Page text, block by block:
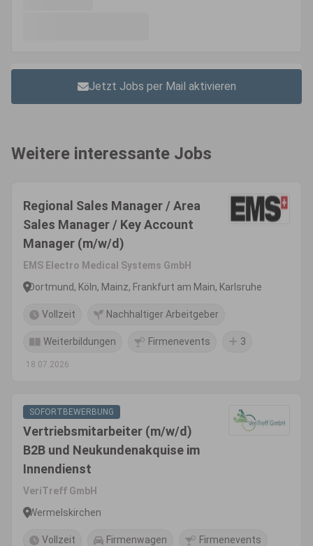
Jetzt Jobs per Mail aktivieren
Weitere interessante Jobs
Regional Sales Manager / Area
Sales Manager / Key Account
Manager (m/w/d)
EMS Electro Medical Systems GmbH
Dortmund, Köln, Mainz, Frankfurt am Main, Karlsruhe
Vollzeit Nachhaltiger Arbeitgeber
Weiterbildungen Firmenevents 3
18.07.2026
SOFORTBEWERBUNG
Vertriebsmitarbeiter (m/w/d)
B2B und Neukundenakquise im
Innendienst
VeriTreff GmbH
Wermelskirchen
Vollzeit Firmenwagen Firmenevents